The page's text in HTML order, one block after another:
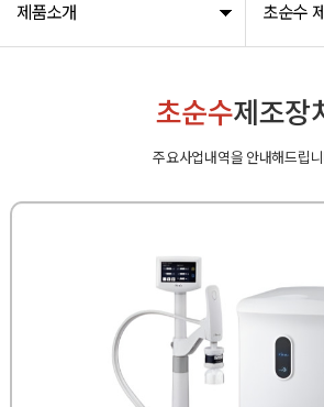
제품소개 초순수
초순수제조장
주요사업내역을 안내해드립